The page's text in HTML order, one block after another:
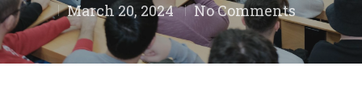
March 20, 2024
No Comments